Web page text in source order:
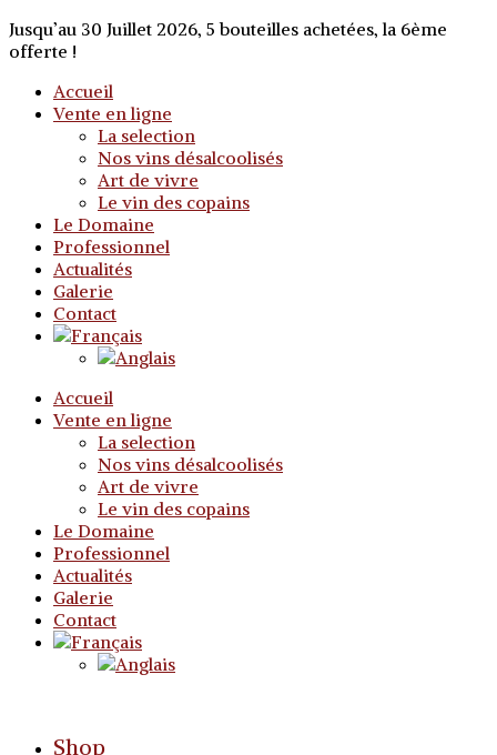
Jusqu’au 30 Juillet 2026, 5 bouteilles achetées, la 6ème
offerte !
Accueil
Vente en ligne
La selection
Nos vins désalcoolisés
Art de vivre
Le vin des copains
Le Domaine
Professionnel
Actualités
Galerie
Contact
Accueil
Vente en ligne
La selection
Nos vins désalcoolisés
Art de vivre
Le vin des copains
Le Domaine
Professionnel
Actualités
Galerie
Contact
Shop